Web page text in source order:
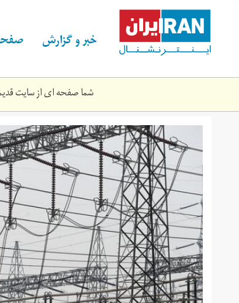
content خبر و گزارش
شما صفحه ای از سایت
b-
157748595.jpg